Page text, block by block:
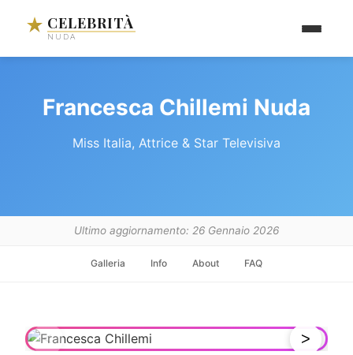
CELEBRITÀ
NUDA
Francesca Chillemi Nuda
Miss Italia, Attrice & Star Televisiva
Ultimo aggiornamento: 26 Gennaio 2026
Galleria Info About FAQ
< >